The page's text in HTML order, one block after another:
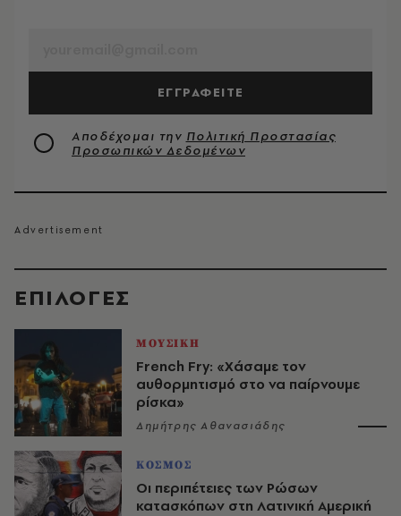
EΠΙΛΟΓΈΣ
ΜΟΥΣΙΚΗ
French Fry: «Χάσαμε τον
αυθορμητισμό στο να παίρνουμε
ρίσκα»
Δημήτρης Αθανασιάδης
ΚΟΣΜΟΣ
Οι περιπέτειες των Ρώσων
κατασκόπων στη Λατινική Αμερική
ΕΓΓΡΑΦΕΙΤΕ
Αποδέχομαι την Πολιτική Προστασίας
Προσωπικών Δεδομένων